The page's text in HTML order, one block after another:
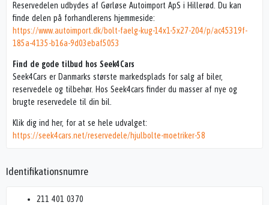
Reservedelen udbydes af Gørløse Autoimport ApS i Hillerød. Du kan
finde delen på forhandlerens hjemmeside:
https://www.autoimport.dk/bolt-faelg-kug-14x1-5x27-204/p/ac45319f-
185a-4135-b16a-9d03ebaf5053
Find de gode tilbud hos Seek4Cars
Seek4Cars er Danmarks største markedsplads for salg af biler,
reservedele og tilbehør. Hos Seek4cars finder du masser af nye og
brugte reservedele til din bil.
Klik dig ind her, for at se hele udvalget:
https://seek4cars.net/reservedele/hjulbolte-moetriker-58
Identifikationsnumre
211 401 0370